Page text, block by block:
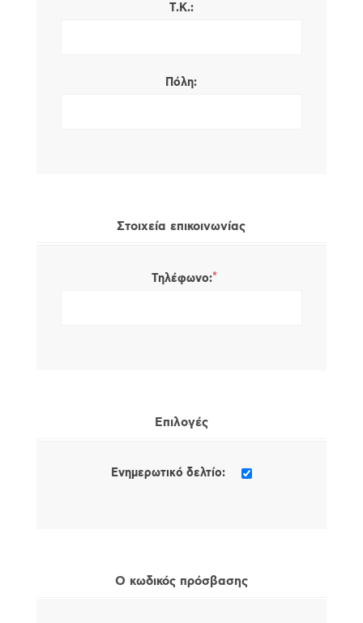
Τ.Κ.:
Πόλη:
Στοιχεία επικοινωνίας
Τηλέφωνο:*
Επιλογές
Ενημερωτικό δελτίο:
Ο κωδικός πρόσβασης